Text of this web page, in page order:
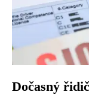
Dočasný